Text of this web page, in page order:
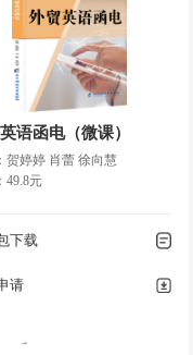
语函电（微课）
贺婷婷 肖蕾 徐向慧
49.8元
下载
请